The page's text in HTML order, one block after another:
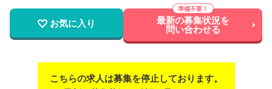
お気に入り 最新の募集状況を
問い合わせる
こちらの求人は募集を停止しております。